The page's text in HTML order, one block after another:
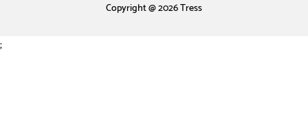
Copyright @ 2026 Tress
;